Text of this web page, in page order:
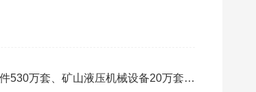
530万套、矿山液压机械设备20万套、